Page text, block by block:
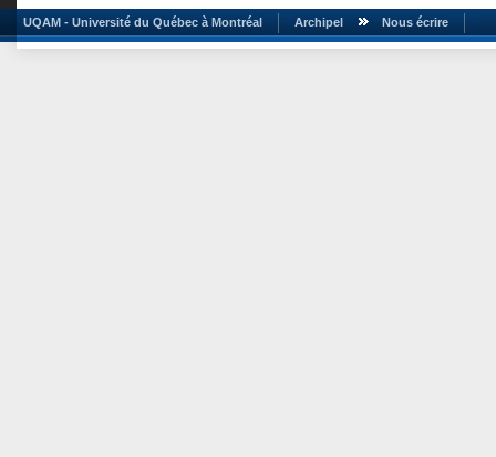
UQAM - Université du Québec à Montréal Archipel Nous écrire